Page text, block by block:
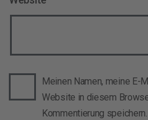
Meinen Namen, meine E-
Website in diesem
Kommentierung speichern.